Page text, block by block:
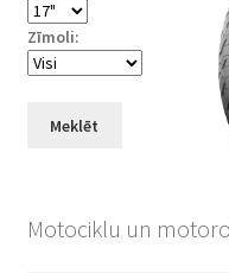
Zīmoli:
Meklēt
Motociklu un